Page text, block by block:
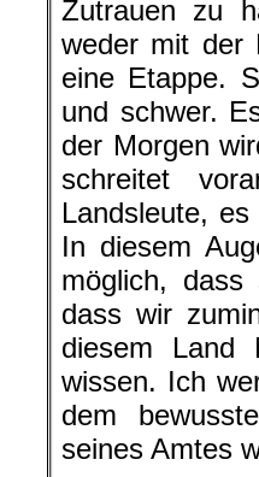
Zutrauen zu
weder mit der
eine Etappe.
und schwer.
der Morgen
schreitet
Landsleute,
In diesem
möglich,
dass wir
diesem Land
wissen. Ich
dem
seines Amtes